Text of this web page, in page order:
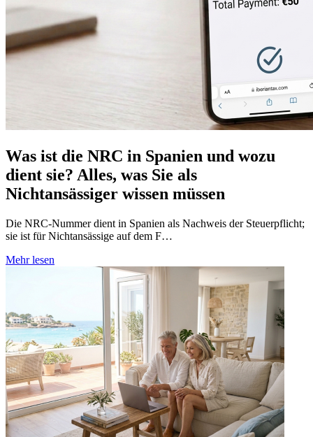
Was ist die NRC in Spanien und wozu
dient sie? Alles, was Sie als
Nichtansässiger wissen müssen
Die NRC-Nummer dient in Spanien als Nachweis der Steuerpflicht;
sie ist für Nichtansässige auf dem F…
Mehr lesen